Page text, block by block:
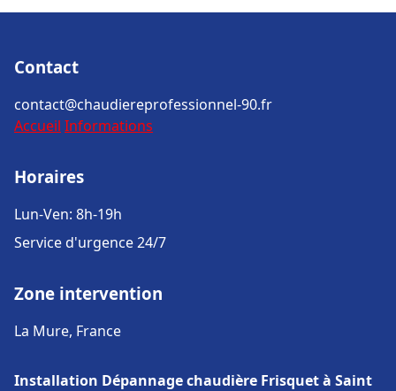
Contact
contact@chaudiereprofessionnel-90.fr
Accueil Informations
Horaires
Lun-Ven: 8h-19h
Service d'urgence 24/7
Zone intervention
La Mure, France
Installation Dépannage chaudière Frisquet à Saint